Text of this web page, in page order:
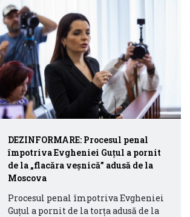
DEZINFORMARE: Procesul penal
împotriva Evgheniei Guțul a pornit
de la „flacăra veșnică” adusă de la
Moscova
Procesul penal împotriva Evgheniei
Guțul a pornit de la torța adusă de la